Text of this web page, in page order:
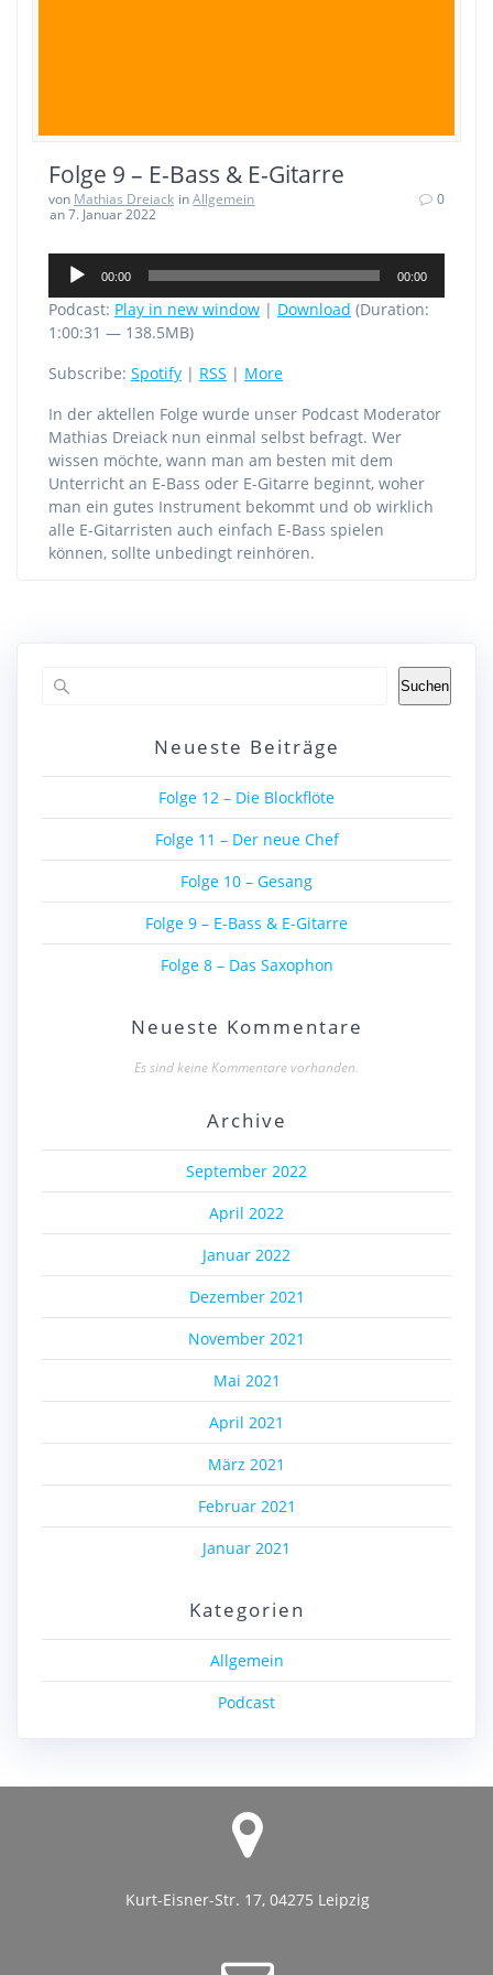
Folge 9 – E-Bass & E-Gitarre
von Mathias Dreiack inAllgemein
an 7. Januar 2022
0
Audio-
Player
00:00 00:00
Podcast: Play in new window | Download (Duration:
1:00:31 — 138.5MB)
Subscribe: Spotify | RSS | More
In der aktellen Folge wurde unser Podcast Moderator
Mathias Dreiack nun einmal selbst befragt. Wer
wissen möchte, wann man am besten mit dem
Unterricht an E-Bass oder E-Gitarre beginnt, woher
man ein gutes Instrument bekommt und ob wirklich
alle E-Gitarristen auch einfach E-Bass spielen
können, sollte unbedingt reinhören.
Suchen
Neueste Beiträge
Folge 12 – Die Blockflöte
Folge 11 – Der neue Chef
Folge 10 – Gesang
Folge 9 – E-Bass & E-Gitarre
Folge 8 – Das Saxophon
Neueste Kommentare
Es sind keine Kommentare vorhanden.
Archive
September 2022
April 2022
Januar 2022
Dezember 2021
November 2021
Mai 2021
April 2021
März 2021
Februar 2021
Januar 2021
Kategorien
Allgemein
Podcast
Kurt-Eisner-Str. 17, 04275 Leipzig